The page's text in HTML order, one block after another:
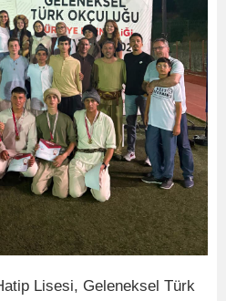
Lisesi, Geleneksel Türk